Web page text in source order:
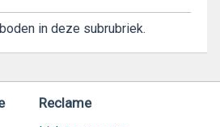
in deze subrubriek.
Reclame